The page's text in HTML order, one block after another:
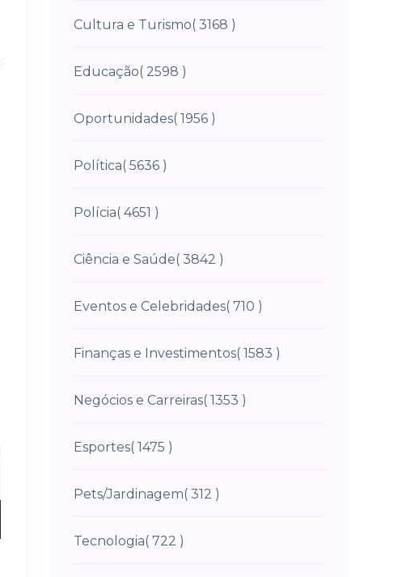
Cultura e Turismo( 3168 )
Educação( 2598 )
Oportunidades( 1956 )
Política( 5636 )
Polícia( 4651 )
Ciência e Saúde( 3842 )
Eventos e Celebridades( 710 )
Finanças e Investimentos( 1583 )
Negócios e Carreiras( 1353 )
Esportes( 1475 )
Pets/Jardinagem( 312 )
Tecnologia( 722 )